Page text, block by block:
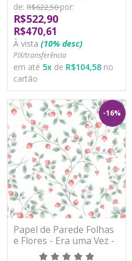
de: R$622,50por:
R$522,90
R$470,61
À vista (10% desc)
PIX/transferência
em até 5x de R$104,58 no
cartão
-16%
Papel de Parede Folhas
e Flores - Era uma Vez -
89754 - Vinílico